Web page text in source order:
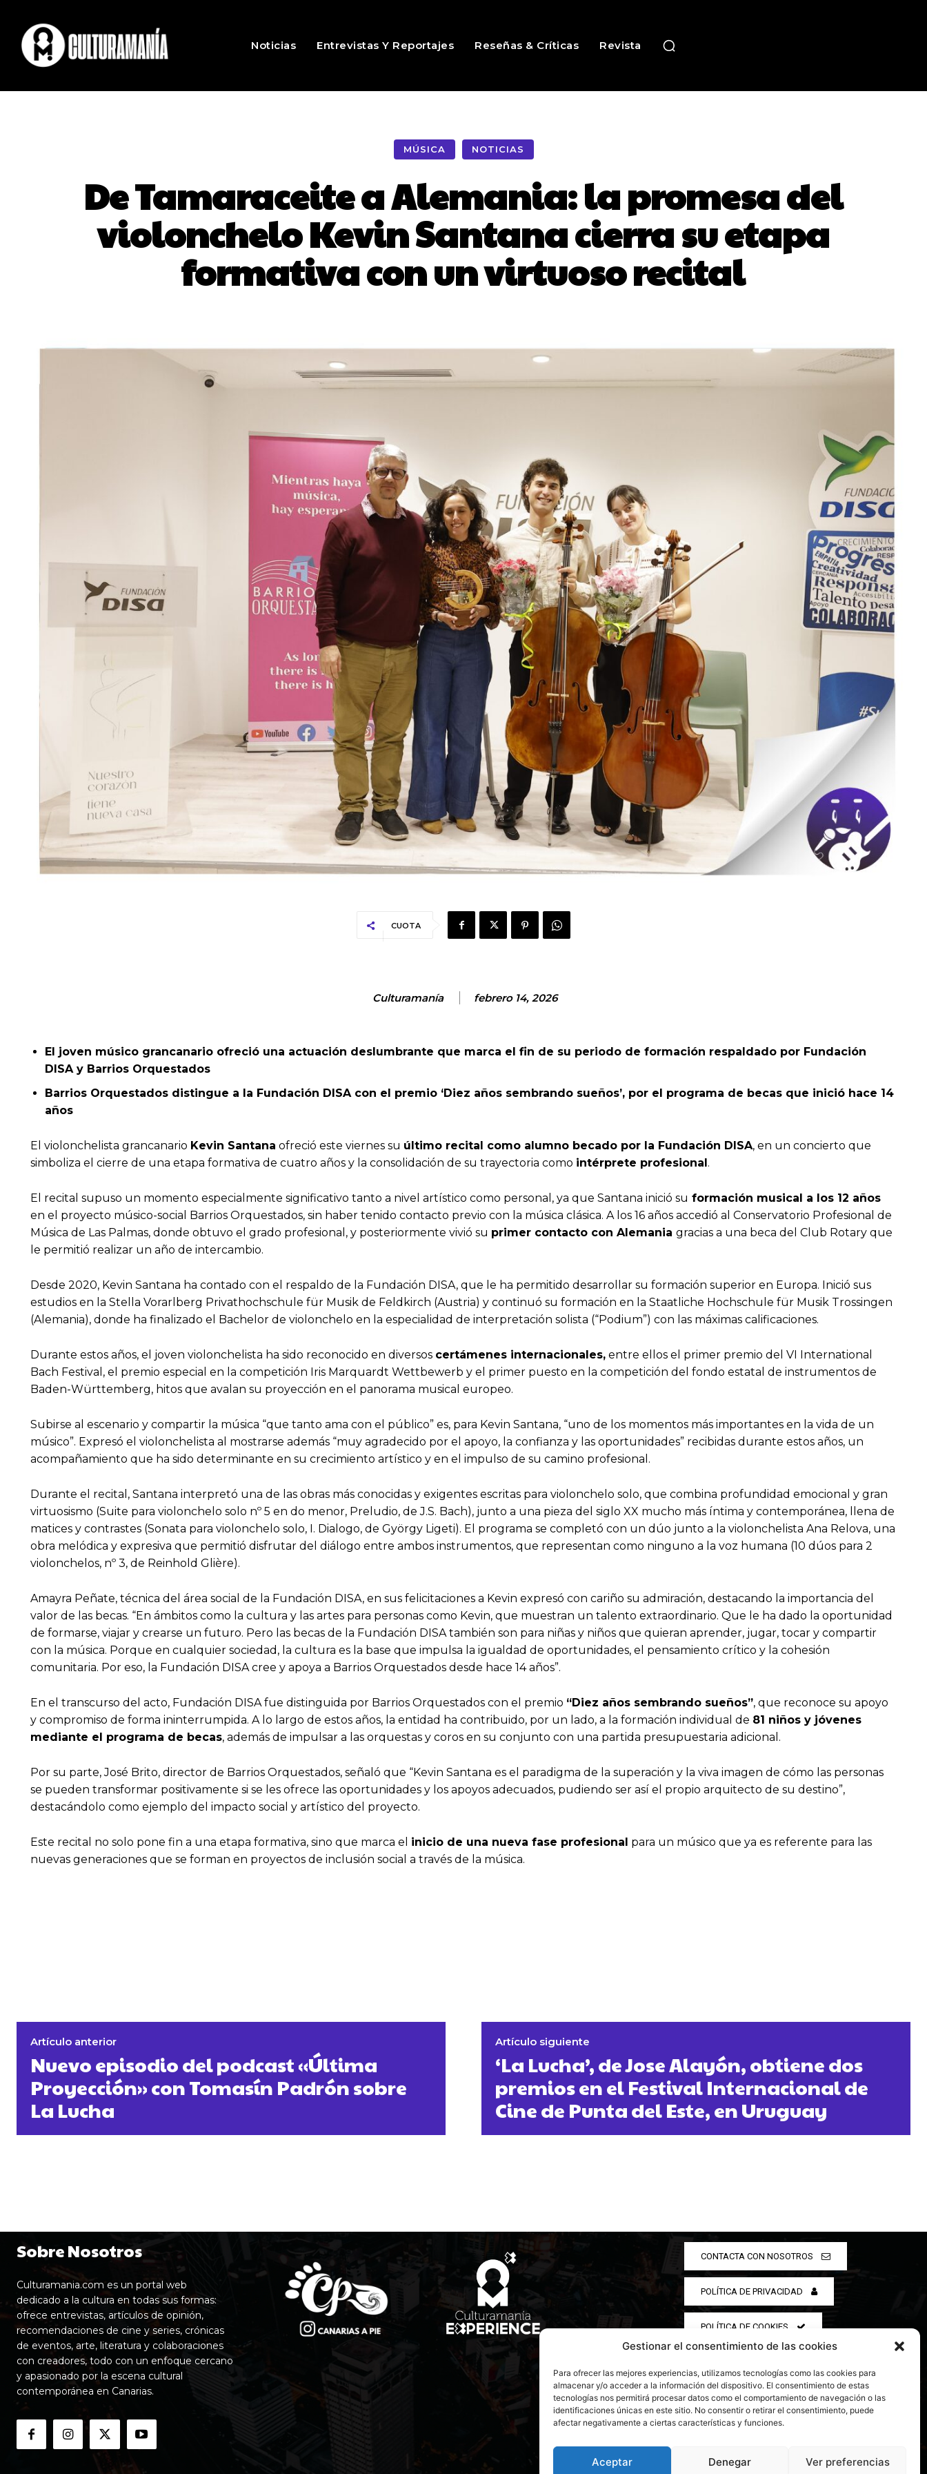
Gestionar el consentimiento de las cookies
Para ofrecer las mejores experiencias, utilizamos tecnologías como las cookies para
almacenar y/o acceder a la información del dispositivo. El consentimiento de estas
tecnologías nos permitirá procesar datos como el comportamiento de navegación o las
identificaciones únicas en este sitio. No consentir o retirar el consentimiento, puede
afectar negativamente a ciertas características y funciones.
Aceptar Denegar Ver preferencias
Noticias Entrevistas Y Reportajes Reseñas & Críticas Revista
MÚSICA NOTICIAS
De Tamaraceite a Alemania: la promesa del
violonchelo Kevin Santana cierra su etapa
formativa con un virtuoso recital
CUOTA
Culturamanía febrero 14, 2026
El joven músico grancanario ofreció una actuación deslumbrante que marca el fin de su periodo de formación respaldado por Fundación
DISA y Barrios Orquestados
Barrios Orquestados distingue a la Fundación DISA con el premio ‘Diez años sembrando sueños’, por el programa de becas que inició hace 14
años
El violonchelista grancanario Kevin Santana ofreció este viernes su último recital como alumno becado por la Fundación DISA, en un concierto que
simboliza el cierre de una etapa formativa de cuatro años y la consolidación de su trayectoria como intérprete profesional.
El recital supuso un momento especialmente significativo tanto a nivel artístico como personal, ya que Santana inició su formación musical a los 12 años
en el proyecto músico-social Barrios Orquestados, sin haber tenido contacto previo con la música clásica. A los 16 años accedió al Conservatorio Profesional de
Música de Las Palmas, donde obtuvo el grado profesional, y posteriormente vivió su primer contacto con Alemania gracias a una beca del Club Rotary que
le permitió realizar un año de intercambio.
Desde 2020, Kevin Santana ha contado con el respaldo de la Fundación DISA, que le ha permitido desarrollar su formación superior en Europa. Inició sus
estudios en la Stella Vorarlberg Privathochschule für Musik de Feldkirch (Austria) y continuó su formación en la Staatliche Hochschule für Musik Trossingen
(Alemania), donde ha finalizado el Bachelor de violonchelo en la especialidad de interpretación solista (“Podium”) con las máximas calificaciones.
Durante estos años, el joven violonchelista ha sido reconocido en diversos certámenes internacionales, entre ellos el primer premio del VI International
Bach Festival, el premio especial en la competición Iris Marquardt Wettbewerb y el primer puesto en la competición del fondo estatal de instrumentos de
Baden-Württemberg, hitos que avalan su proyección en el panorama musical europeo.
Subirse al escenario y compartir la música “que tanto ama con el público” es, para Kevin Santana, “uno de los momentos más importantes en la vida de un
músico”. Expresó el violonchelista al mostrarse además “muy agradecido por el apoyo, la confianza y las oportunidades” recibidas durante estos años, un
acompañamiento que ha sido determinante en su crecimiento artístico y en el impulso de su camino profesional.
Durante el recital, Santana interpretó una de las obras más conocidas y exigentes escritas para violonchelo solo, que combina profundidad emocional y gran
virtuosismo (Suite para violonchelo solo nº 5 en do menor, Preludio, de J.S. Bach), junto a una pieza del siglo XX mucho más íntima y contemporánea, llena de
matices y contrastes (Sonata para violonchelo solo, I. Dialogo, de György Ligeti). El programa se completó con un dúo junto a la violonchelista Ana Relova, una
obra melódica y expresiva que permitió disfrutar del diálogo entre ambos instrumentos, que representan como ninguno a la voz humana (10 dúos para 2
violonchelos, nº 3, de Reinhold Glière).
Amayra Peñate, técnica del área social de la Fundación DISA, en sus felicitaciones a Kevin expresó con cariño su admiración, destacando la importancia del
valor de las becas. “En ámbitos como la cultura y las artes para personas como Kevin, que muestran un talento extraordinario. Que le ha dado la oportunidad
de formarse, viajar y crearse un futuro. Pero las becas de la Fundación DISA también son para niñas y niños que quieran aprender, jugar, tocar y compartir
con la música. Porque en cualquier sociedad, la cultura es la base que impulsa la igualdad de oportunidades, el pensamiento crítico y la cohesión
comunitaria. Por eso, la Fundación DISA cree y apoya a Barrios Orquestados desde hace 14 años”.
En el transcurso del acto, Fundación DISA fue distinguida por Barrios Orquestados con el premio “Diez años sembrando sueños”, que reconoce su apoyo
y compromiso de forma ininterrumpida. A lo largo de estos años, la entidad ha contribuido, por un lado, a la formación individual de 81 niños y jóvenes
mediante el programa de becas, además de impulsar a las orquestas y coros en su conjunto con una partida presupuestaria adicional.
Por su parte, José Brito, director de Barrios Orquestados, señaló que “Kevin Santana es el paradigma de la superación y la viva imagen de cómo las personas
se pueden transformar positivamente si se les ofrece las oportunidades y los apoyos adecuados, pudiendo ser así el propio arquitecto de su destino”,
destacándolo como ejemplo del impacto social y artístico del proyecto.
Este recital no solo pone fin a una etapa formativa, sino que marca el inicio de una nueva fase profesional para un músico que ya es referente para las
nuevas generaciones que se forman en proyectos de inclusión social a través de la música.
Artículo anterior
Nuevo episodio del podcast «Última
Proyección» con Tomasín Padrón sobre
La Lucha
Artículo siguiente
‘La Lucha’, de Jose Alayón, obtiene dos
premios en el Festival Internacional de
Cine de Punta del Este, en Uruguay
Sobre Nosotros
Culturamania.com es un portal web
dedicado a la cultura en todas sus formas:
ofrece entrevistas, artículos de opinión,
recomendaciones de cine y series, crónicas
de eventos, arte, literatura y colaboraciones
con creadores, todo con un enfoque cercano
y apasionado por la escena cultural
contemporánea en Canarias.
CONTACTA CON NOSOTROS
POLÍTICA DE PRIVACIDAD
POLÍTICA DE COOKIES